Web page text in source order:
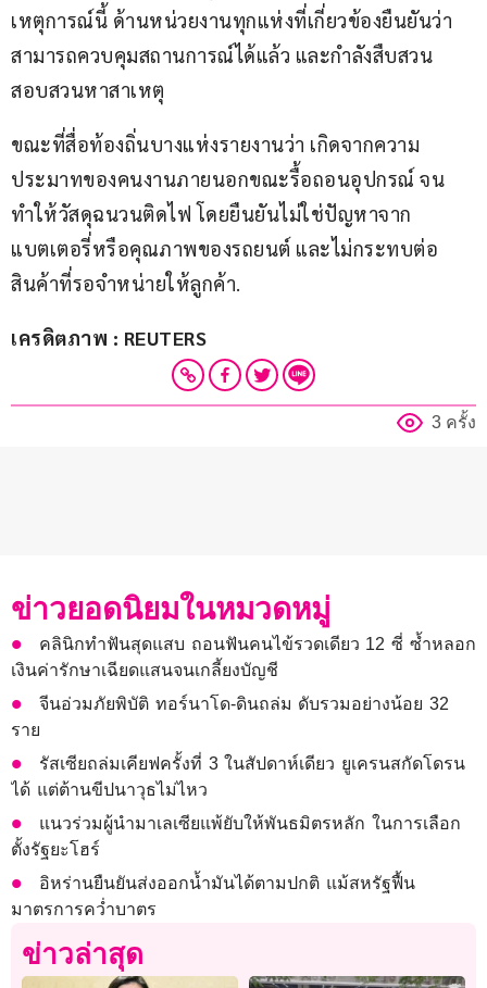
เหตุการณ์นี้ ด้านหน่วยงานทุกแห่งที่เกี่ยวข้องยืนยันว่า
สามารถควบคุมสถานการณ์ได้แล้ว และกำลังสืบสวน
สอบสวนหาสาเหตุ
ขณะที่สื่อท้องถิ่นบางแห่งรายงานว่า เกิดจากความ
ประมาทของคนงานภายนอกขณะรื้อถอนอุปกรณ์ จน
ทำให้วัสดุฉนวนติดไฟ โดยยืนยันไม่ใช่ปัญหาจาก
แบตเตอรี่หรือคุณภาพของรถยนต์ และไม่กระทบต่อ
สินค้าที่รอจำหน่ายให้ลูกค้า.
เครดิตภาพ : REUTERS
3 ครั้ง
ข่าวยอดนิยมในหมวดหมู่
คลินิกทำฟันสุดแสบ ถอนฟันคนไข้รวดเดียว 12 ซี่ ซ้ำหลอก
เงินค่ารักษาเฉียดแสนจนเกลี้ยงบัญชี
จีนอ่วมภัยพิบัติ ทอร์นาโด-ดินถล่ม ดับรวมอย่างน้อย 32
ราย
รัสเซียถล่มเคียฟครั้งที่ 3 ในสัปดาห์เดียว ยูเครนสกัดโดรน
ได้ แต่ต้านขีปนาวุธไม่ไหว
แนวร่วมผู้นำมาเลเซียแพ้ยับให้พันธมิตรหลัก ในการเลือก
ตั้งรัฐยะโฮร์
อิหร่านยืนยันส่งออกน้ำมันได้ตามปกติ แม้สหรัฐฟื้น
มาตรการคว่ำบาตร
ข่าวล่าสุด